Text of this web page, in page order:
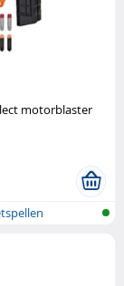
motorblaster